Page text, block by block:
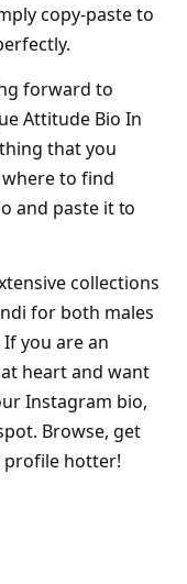
copy-paste to
forward to
Attitude Bio In
that you
to find
and paste it to
collections
for both males
you are an
heart and want
Instagram bio,
Browse, get
profile hotter!